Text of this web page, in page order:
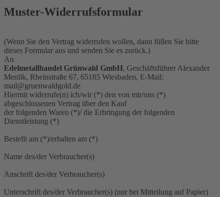
Muster-Widerrufsformular
(Wenn Sie den Vertrag widerrufen wollen, dann füllen Sie bitte
dieses Formular aus und senden Sie es zurück.)
An
Edelmetallhandel Grünwald GmbH, Geschäftsführer Alexander
Menlik, Rheinstraße 67, 65185 Wiesbaden, E-Mail:
mail@gruenwaldgold.de
Hiermit widerrufe(n) ich/wir (*) den von mir/uns (*)
abgeschlossenen Vertrag über den Kauf
der folgenden Waren (*)/ die Erbringung der folgenden
Dienstleistung (*)
Bestellt am (*)/erhalten am (*)
Name des/der Verbraucher(s)
Anschrift des/der Verbraucher(s)
Unterschrift des/der Verbraucher(s) (nur bei Mitteilung auf Papier)